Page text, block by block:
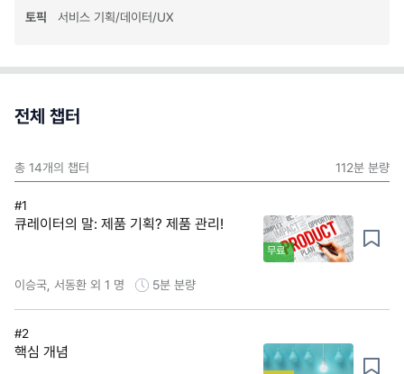
토픽
서비스 기획/데이터/UX
전체 챕터
총 14개의 챕터 112분 분량
#1
큐레이터의 말: 제품 기획? 제품 관리!
무료
이승국, 서동환 외 1 명 5분 분량
#2
핵심 개념